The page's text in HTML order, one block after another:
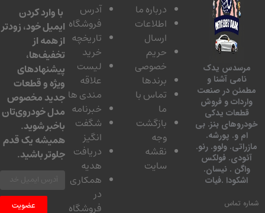
یدک
آشنا و
در صنعت
و فروش
یدکی
بنز. بی
و. پورشه.
ولوو. رنو.
فولکس
. نیسان.
.فیات
تماس
درباره ما
اطلاعات
ارسال
حریم
خصوصی
برندها
تماس با
بازگشت
نقشه
سایت
آدرس
فروشگاه
تاریخچه
لیست
مندی ها
خبرنامه
شگفت
دریافت
همکاری
فروشگاه
با وارد کردن
ایمیل خود، زودتر
از همه از
تخفیف‌ها،
پیشنهادهای
ویژه و قطعات
جدید مخصوص
مدل خودروی‌تان
باخبر شوید.
همیشه یک قدم
جلوتر باشید.
عضویت